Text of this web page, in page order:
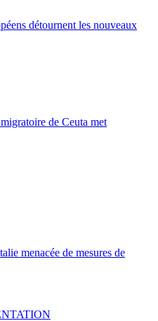
détournent les nouveaux
de Ceuta met
menacée de mesures de